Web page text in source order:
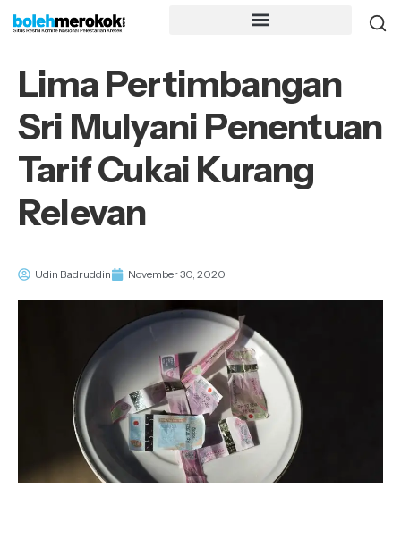
Lima Pertimbangan
Sri Mulyani Penentuan
Tarif Cukai Kurang
Relevan
Udin Badruddin November 30, 2020